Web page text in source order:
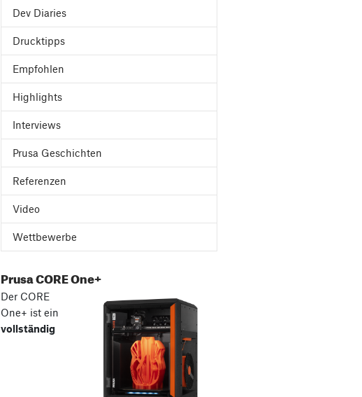
Dev Diaries
Drucktipps
Empfohlen
Highlights
Interviews
Prusa Geschichten
Referenzen
Video
Wettbewerbe
Prusa CORE One+
Der CORE
One+ ist ein
vollständig